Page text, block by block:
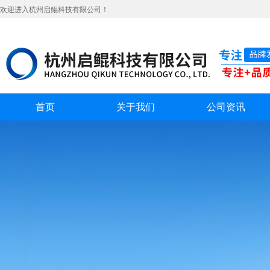
欢迎进入杭州启鲲科技有限公司！
首页 关于我们 公司资讯